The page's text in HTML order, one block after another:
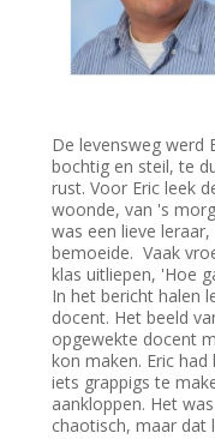
De levensweg werd
bochtig en steil, te
rust. Voor Eric leek
woonde, van 's
was een lieve
bemoeide. Vaak
klas uitliepen, 'Hoe
In het bericht halen
docent. Het beeld
opgewekte docent
kon maken. Eric
iets grappigs te
aankloppen. Het
chaotisch, maar dat